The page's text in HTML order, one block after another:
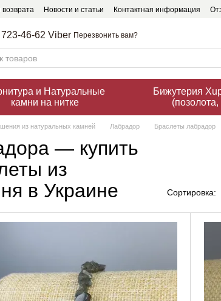
Новости и статьи Контактная информация
46-62 Viber Перезвонить вам?
и Натуральные
камни на нитке
Бижутерия
из натуральных камней Лабрадор Браслеты лабрадор
— купить
из
в Украине
Сортировка: